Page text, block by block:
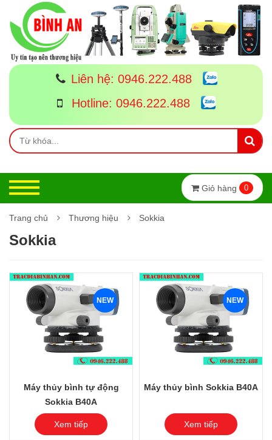
Liên hệ: 0946.222.488
Hotline: 0946.222.488
Giỏ hàng 0
Trang chủ Thương hiệu Sokkia
Sokkia
NEW
Máy thủy bình tự động
Sokkia B40A
Xem tiếp
NEW
Máy thủy bình Sokkia B40A
Xem tiếp